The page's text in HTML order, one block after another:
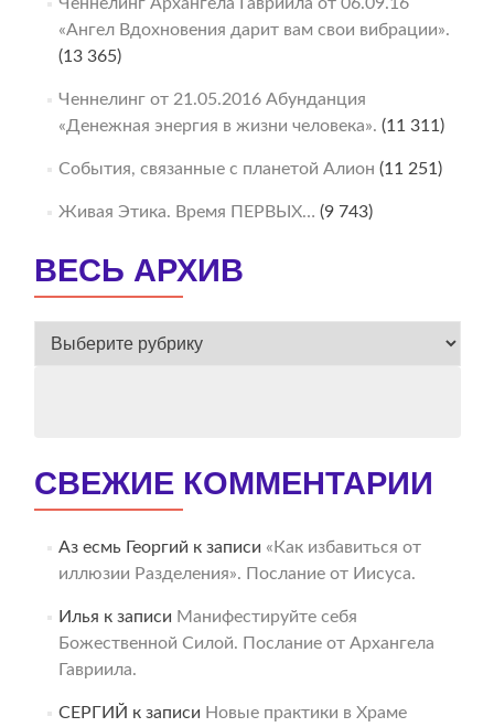
«Ангел Вдохновения дарит вам свои вибрации».
(13 365)
Ченнелинг от 21.05.2016 Абунданция
«Денежная энергия в жизни человека». (11 311)
События, связанные с планетой Алион (11 251)
Живая Этика. Время ПЕРВЫХ… (9 743)
ВЕСЬ АРХИВ
ВЕСЬ
СВЕЖИЕ КОММЕНТАРИИ
Аз есмь Георгий к записи «Как избавиться от
иллюзии Разделения». Послание от Иисуса.
Илья к записи Манифестируйте себя
Божественной Силой. Послание от Архангела
Гавриила.
СЕРГИЙ к записи Новые практики в Храме